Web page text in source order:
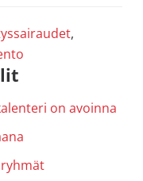
,
on avoinna